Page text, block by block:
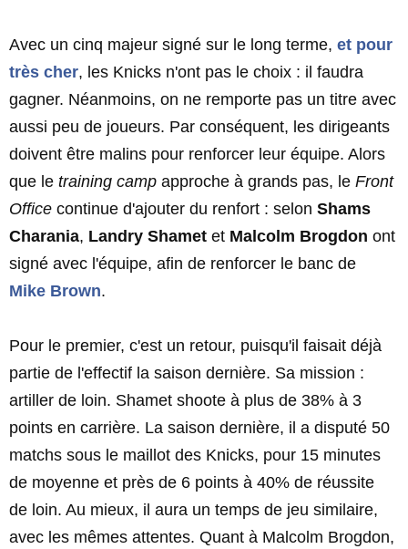
Avec un cinq majeur signé sur le long terme, et pour
très cher, les Knicks n'ont pas le choix : il faudra
gagner. Néanmoins, on ne remporte pas un titre avec
aussi peu de joueurs. Par conséquent, les dirigeants
doivent être malins pour renforcer leur équipe. Alors
que le training camp approche à grands pas, le Front
Office continue d'ajouter du renfort : selon Shams
Charania, Landry Shamet et Malcolm Brogdon ont
signé avec l'équipe, afin de renforcer le banc de
Mike Brown.
Pour le premier, c'est un retour, puisqu'il faisait déjà
partie de l'effectif la saison dernière. Sa mission :
artiller de loin. Shamet shoote à plus de 38% à 3
points en carrière. La saison dernière, il a disputé 50
matchs sous le maillot des Knicks, pour 15 minutes
de moyenne et près de 6 points à 40% de réussite
de loin. Au mieux, il aura un temps de jeu similaire,
avec les mêmes attentes. Quant à Malcolm Brogdon,